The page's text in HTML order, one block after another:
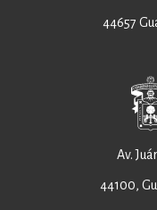
44657
Av.
44100,